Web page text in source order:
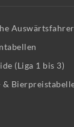
Auswärtsfahrer
(Liga 1 bis 3)
&